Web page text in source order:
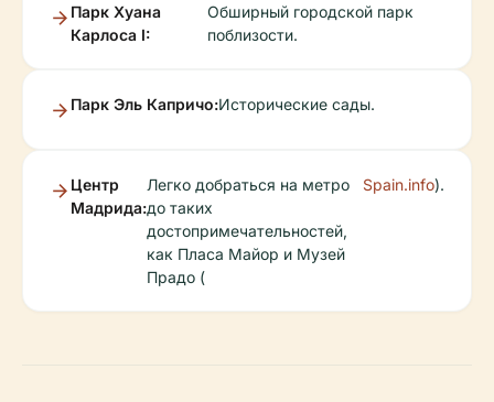
Парк Хуана
Карлоса I:
Обширный городской парк
поблизости.
Парк Эль Капричо:Исторические сады.
Центр
Мадрида:
Легко добраться на метро
до таких
достопримечательностей,
как Пласа Майор и Музей
Прадо (
Spain.info).